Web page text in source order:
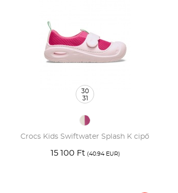
Crocs Kids Swiftwater Splash K cipő
15 100 Ft (40.94 EUR)
30
31